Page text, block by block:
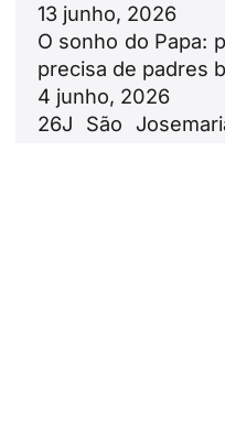
13 junho, 2026
O sonho do Papa:
precisa de padres
4 junho, 2026
26J São